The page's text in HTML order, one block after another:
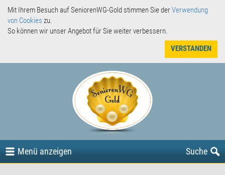
Mit Ihrem Besuch auf SeniorenWG-Gold stimmen Sie derVerwendung
von Cookies zu.
So können wir unser Angebot für Sie weiter verbessern.
VERSTANDEN
Menü anzeigen Suche
Gesuche